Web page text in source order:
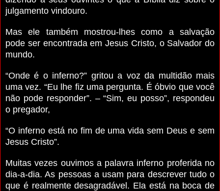
julgamento vindouro.
Mas ele também mostrou-lhes como a salvação
pode ser encontrada em Jesus Cristo, o Salvador do
mundo.
“Onde é o inferno?” gritou a voz da multidão mais
uma vez. “Eu lhe fiz uma pergunta. É óbvio que você
não pode responder”. – “Sim, eu posso”, respondeu
o pregador,
“O inferno está no fim de uma vida sem Deus e sem
Jesus Cristo”.
Muitas vezes ouvimos a palavra inferno proferida no
dia-a-dia. As pessoas a usam para descrever tudo o
que é realmente desagradável. Ela está na boca de